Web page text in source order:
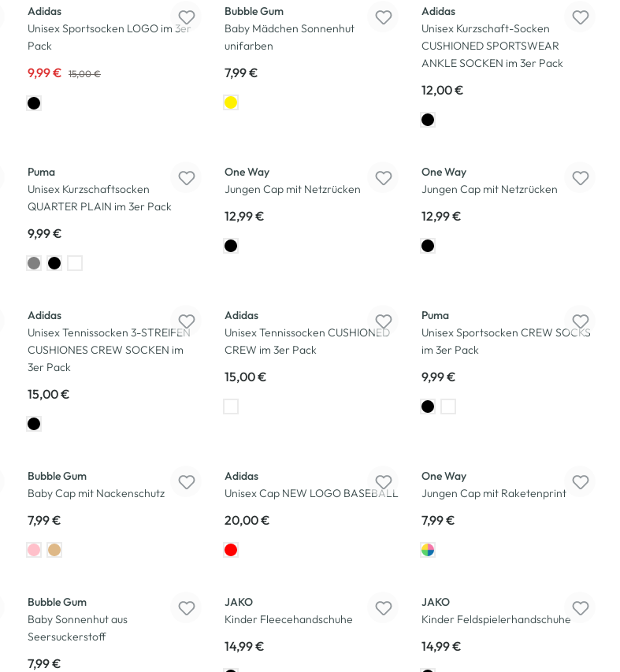
Adidas
Unisex Sportsocken LOGO im 3er
Pack
9,99 € 15,00 €
Bubble Gum
Baby Mädchen Sonnenhut
unifarben
7,99 €
Adidas
Unisex Kurzschaft-Socken
CUSHIONED SPORTSWEAR
ANKLE SOCKEN im 3er Pack
12,00 €
Puma
Unisex Kurzschaftsocken
QUARTER PLAIN im 3er Pack
9,99 €
One Way
Jungen Cap mit Netzrücken
12,99 €
One Way
Jungen Cap mit Netzrücken
12,99 €
Adidas
Unisex Tennissocken 3-STREIFEN
CUSHIONES CREW SOCKEN im
3er Pack
15,00 €
Adidas
Unisex Tennissocken CUSHIONED
CREW im 3er Pack
15,00 €
Puma
Unisex Sportsocken CREW SOCKS
im 3er Pack
9,99 €
Bubble Gum
Baby Cap mit Nackenschutz
7,99 €
Adidas
Unisex Cap NEW LOGO BASEBALL
20,00 €
One Way
Jungen Cap mit Raketenprint
7,99 €
Bubble Gum
Baby Sonnenhut aus
Seersuckerstoff
7,99 €
JAKO
Kinder Fleecehandschuhe
14,99 €
JAKO
Kinder Feldspielerhandschuhe
14,99 €